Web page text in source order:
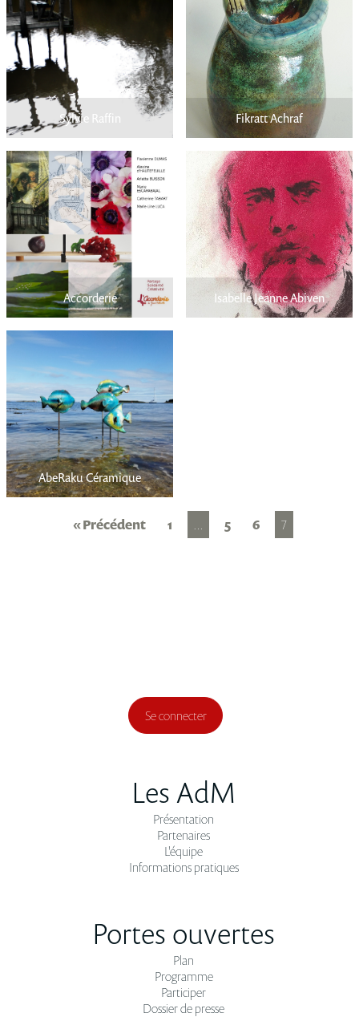
Sylvie Raffin Fikratt Achraf
Accorderie Isabelle Jeanne Abiven
AbeRaku Céramique
« Précédent 1 … 5 6 7
Se connecter
Les AdM
Présentation
Partenaires
L'équipe
Informations pratiques
Portes ouvertes
Plan
Programme
Participer
Dossier de presse